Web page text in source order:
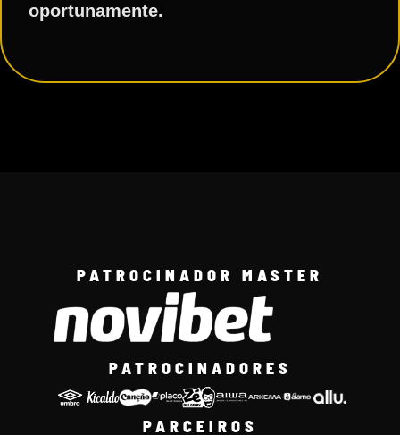
oportunamente.
PATROCINADOR MASTER
PATROCINADORES
PARCEIROS